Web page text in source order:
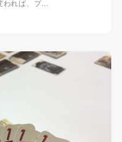
れば、プ…